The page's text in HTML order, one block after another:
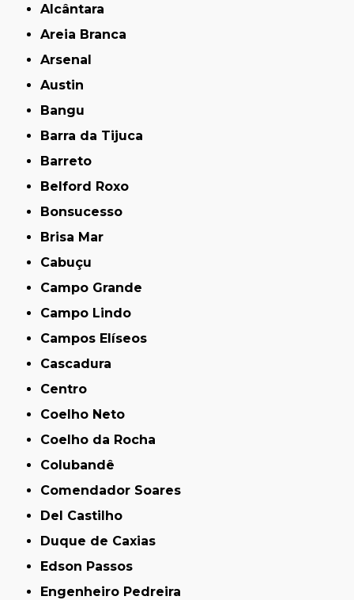
Alcântara
Areia Branca
Arsenal
Austin
Bangu
Barra da Tijuca
Barreto
Belford Roxo
Bonsucesso
Brisa Mar
Cabuçu
Campo Grande
Campo Lindo
Campos Elíseos
Cascadura
Centro
Coelho Neto
Coelho da Rocha
Colubandê
Comendador Soares
Del Castilho
Duque de Caxias
Edson Passos
Engenheiro Pedreira